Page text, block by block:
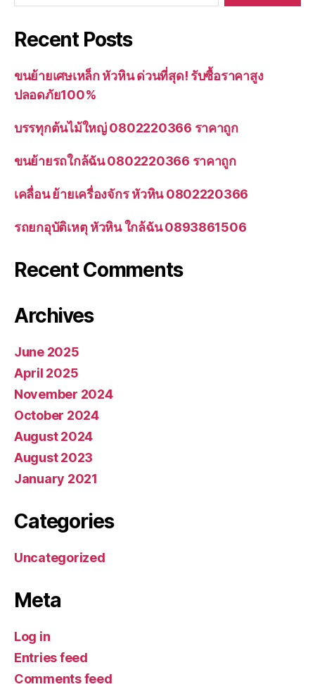
Recent Posts
ขนย้ายเศษเหล็ก หัวหิน ด่วนที่สุด! รับซื้อราคาสูง
ปลอดภัย100%
บรรทุกต้นไม้ใหญ่ 0802220366 ราคาถูก
ขนย้ายรถใกล้ฉัน 0802220366 ราคาถูก
เคลื่อน ย้ายเครื่องจักร หัวหิน 0802220366
รถยกอุบัติเหตุ หัวหิน ใกล้ฉัน 0893861506
Recent Comments
Archives
June 2025
April 2025
November 2024
October 2024
August 2024
August 2023
January 2021
Categories
Uncategorized
Meta
Log in
Entries feed
Comments feed